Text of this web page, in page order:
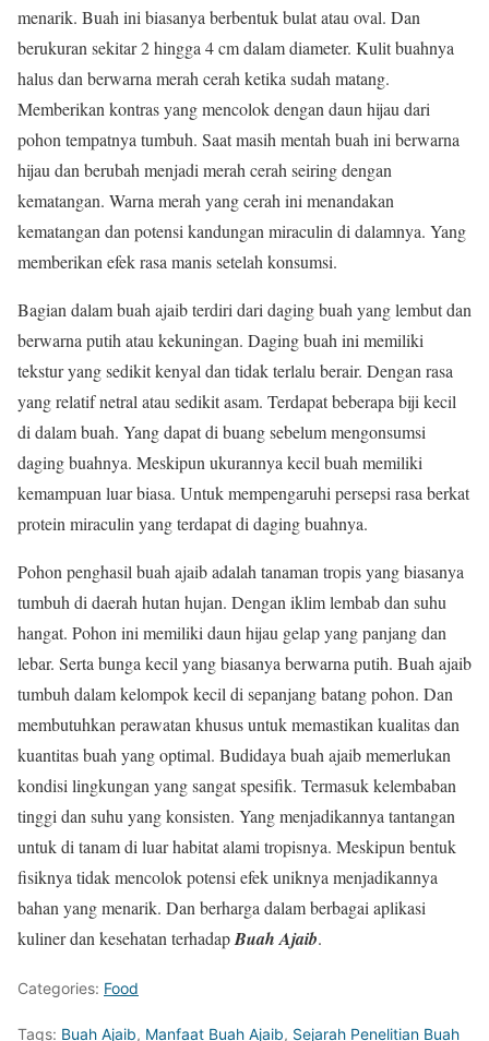
menarik. Buah ini biasanya berbentuk bulat atau oval. Dan
berukuran sekitar 2 hingga 4 cm dalam diameter. Kulit buahnya
halus dan berwarna merah cerah ketika sudah matang.
Memberikan kontras yang mencolok dengan daun hijau dari
pohon tempatnya tumbuh. Saat masih mentah buah ini berwarna
hijau dan berubah menjadi merah cerah seiring dengan
kematangan. Warna merah yang cerah ini menandakan
kematangan dan potensi kandungan miraculin di dalamnya. Yang
memberikan efek rasa manis setelah konsumsi.
Bagian dalam buah ajaib terdiri dari daging buah yang lembut dan
berwarna putih atau kekuningan. Daging buah ini memiliki
tekstur yang sedikit kenyal dan tidak terlalu berair. Dengan rasa
yang relatif netral atau sedikit asam. Terdapat beberapa biji kecil
di dalam buah. Yang dapat di buang sebelum mengonsumsi
daging buahnya. Meskipun ukurannya kecil buah memiliki
kemampuan luar biasa. Untuk mempengaruhi persepsi rasa berkat
protein miraculin yang terdapat di daging buahnya.
Pohon penghasil buah ajaib adalah tanaman tropis yang biasanya
tumbuh di daerah hutan hujan. Dengan iklim lembab dan suhu
hangat. Pohon ini memiliki daun hijau gelap yang panjang dan
lebar. Serta bunga kecil yang biasanya berwarna putih. Buah ajaib
tumbuh dalam kelompok kecil di sepanjang batang pohon. Dan
membutuhkan perawatan khusus untuk memastikan kualitas dan
kuantitas buah yang optimal. Budidaya buah ajaib memerlukan
kondisi lingkungan yang sangat spesifik. Termasuk kelembaban
tinggi dan suhu yang konsisten. Yang menjadikannya tantangan
untuk di tanam di luar habitat alami tropisnya. Meskipun bentuk
fisiknya tidak mencolok potensi efek uniknya menjadikannya
bahan yang menarik. Dan berharga dalam berbagai aplikasi
kuliner dan kesehatan terhadapBuah Ajaib.
Categories: Food
Tags: Buah Ajaib, Manfaat Buah Ajaib, Sejarah Penelitian Buah